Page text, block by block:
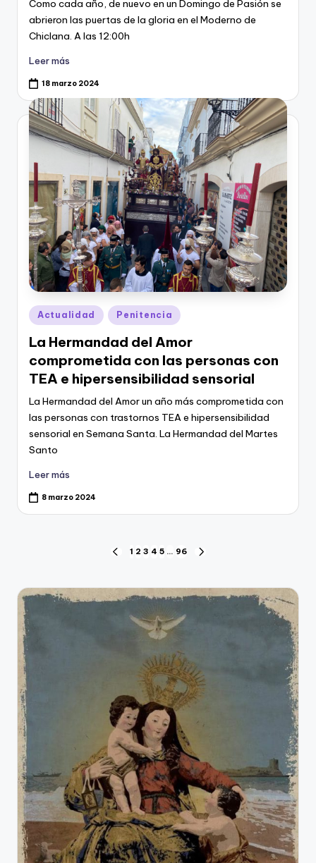
Como cada año, de nuevo en un Domingo de Pasión se
abrieron las puertas de la gloria en el Moderno de
Chiclana. A las 12:00h
Leer más
18 marzo 2024
Publicado
en
Actualidad Penitencia
La Hermandad del Amor
comprometida con las personas con
TEA e hipersensibilidad sensorial
La Hermandad del Amor un año más comprometida con
las personas con trastornos TEA e hipersensibilidad
sensorial en Semana Santa. La Hermandad del Martes
Santo
Leer más
8 marzo 2024
Navegación
de
entradas
PÁGINA
1 2 3 4 5 … 96